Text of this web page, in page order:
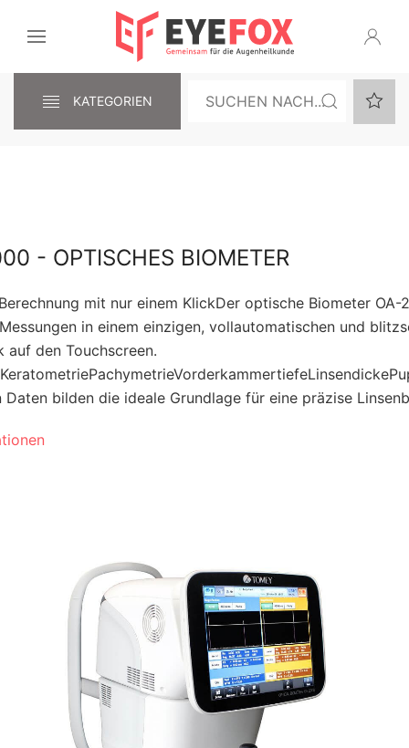
KATEGORIEN
- OPTISCHES BIOMETER
mit nur einem KlickDer optische Biometer OA-
in einem einzigen, vollautomatischen und
auf den Touchscreen.
bilden die ideale Grundlage für eine präzise